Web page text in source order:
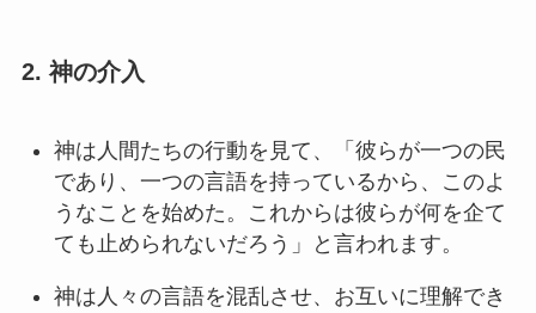
2. 神の介入
神は人間たちの行動を見て、「彼らが一つの民
であり、一つの言語を持っているから、このよ
うなことを始めた。これからは彼らが何を企て
ても止められないだろう」と言われます。
神は人々の言語を混乱させ、お互いに理解でき